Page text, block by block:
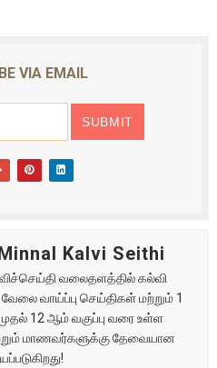
VIA EMAIL
Kalvi Seithi
வலைதளத்தில் கல்வி
வாய்ப்பு செய்திகள் மற்றும் 1
12 ஆம் வகுப்பு வரை உள்ள
மாணவர்களுக்கு தேவையான